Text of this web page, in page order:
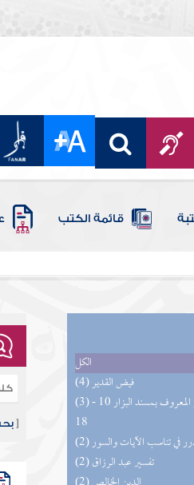
قائمة الكتب
الكل
(4) فيض القدير
(3) البحر الزخار المعروف بمسند البزار 10 -
18
في تناسب الآيات والسور
(2) تفسير عبد الرزاق
[